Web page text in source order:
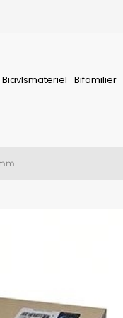
Biavlsmateriel Bifamilier